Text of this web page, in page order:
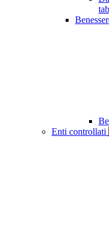
Enti controllati